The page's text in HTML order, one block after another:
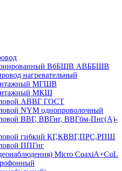
ВбБШВ АВББШВ
нагревательный
МГШВ
МКШ
АВВГ ГОСТ
NYM однопроволочный
ВВГ, ВВГнг, ВВГбм-Пнг(А)-
гибкий КГ,КВВГ,ПРС,РПШ
ППГнг
Micro CoaxiA+CuL